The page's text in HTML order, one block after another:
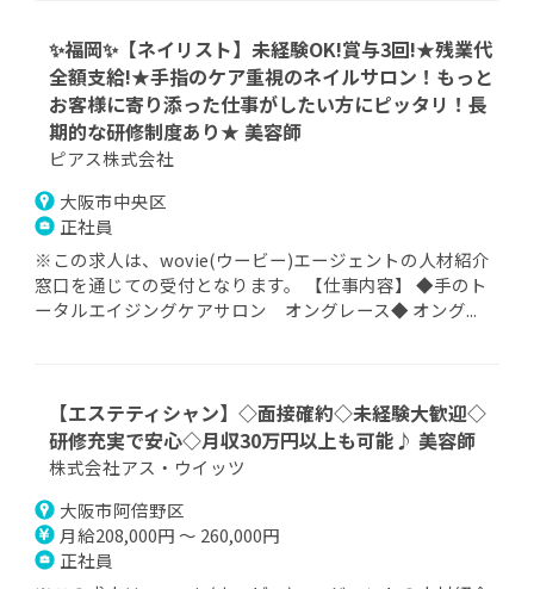
✨福岡✨【ネイリスト】未経験OK!賞与3回!★残業代
全額支給!★手指のケア重視のネイルサロン！もっと
お客様に寄り添った仕事がしたい方にピッタリ！長
期的な研修制度あり★ 美容師
ピアス株式会社
大阪市中央区
正社員
※この求人は、wovie(ウービー)エージェントの人材紹介
窓口を通じての受付となります。 【仕事内容】 ◆手のト
ータルエイジングケアサロン オングレース◆ オング...
【エステティシャン】◇面接確約◇未経験大歓迎◇
研修充実で安心◇月収30万円以上も可能♪ 美容師
株式会社アス・ウイッツ
大阪市阿倍野区
月給208,000円 ～ 260,000円
正社員